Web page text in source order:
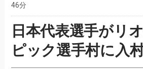
46分
日本代表選手がリ
ピック選手村に入村